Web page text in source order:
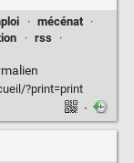
· mécénat
·
· rss
·
?print=print
·